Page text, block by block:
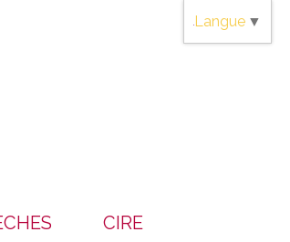
CIRE
Langue ▼